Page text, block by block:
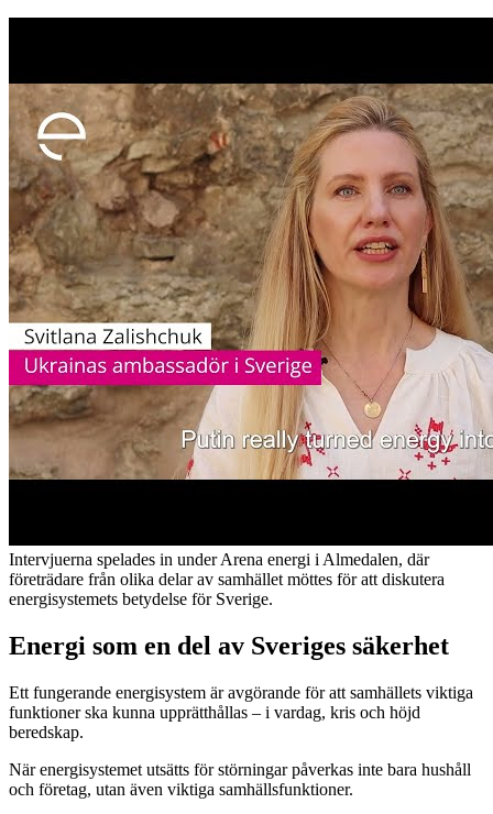
Intervjuerna spelades in under Arena energi i Almedalen, där
företrädare från olika delar av samhället möttes för att diskutera
energisystemets betydelse för Sverige.
Energi som en del av Sveriges säkerhet
Ett fungerande energisystem är avgörande för att samhällets viktiga
funktioner ska kunna upprätthållas – i vardag, kris och höjd
beredskap.
När energisystemet utsätts för störningar påverkas inte bara hushåll
och företag, utan även viktiga samhällsfunktioner.